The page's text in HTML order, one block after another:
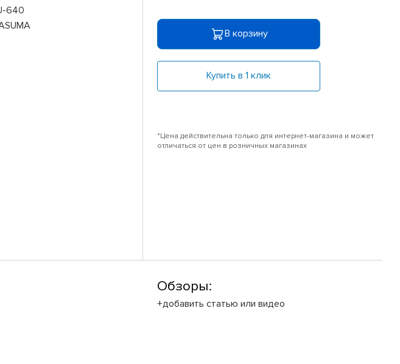
640
В корзину
Купить в 1 клик
*Цена действительна только для интернет-магазина и может
отличаться от цен в розничных магазинах
Обзоры:
+добавить статью или видео